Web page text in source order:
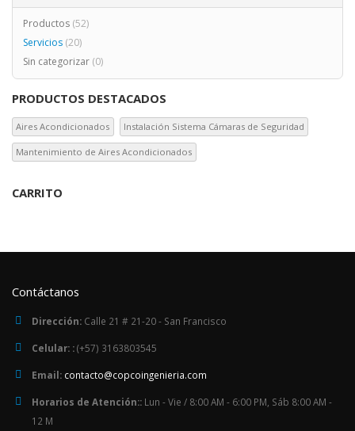
Productos (52)
Servicios (20)
Sin categorizar (0)
PRODUCTOS DESTACADOS
Aires Acondicionados Instalación Sistema Cámaras de Seguridad
Mantenimiento de Aires Acondicionados
CARRITO
Contáctanos
Dirección: Calle 21 # 21-20 - San Francisco
Celular: :(+57) 3163803545
Email: contacto@copcoingenieria.com
Horarios de Atención:: Lun - Vie / 8:00 AM - 6:00 PM, Sáb 8:00 AM -
12 M